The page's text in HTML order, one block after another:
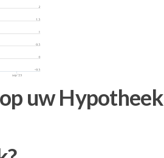
uw Hypotheek